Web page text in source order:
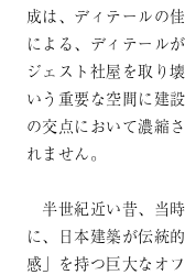
成は、ディテールの
による、ディテール
ジェスト社屋を取り
いう重要な空間に建
の交点において濃縮
れません。
半世紀近い昔、当
に、日本建築が伝統
感」を持つ巨大なオ